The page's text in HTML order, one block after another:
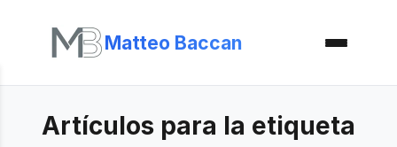
Matteo Baccan
Artículos para la etiqueta